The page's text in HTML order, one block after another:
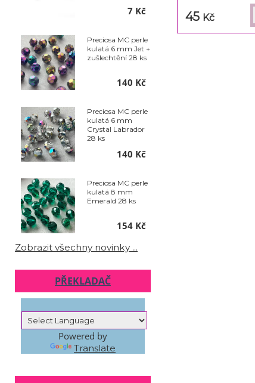
45 Kč
7 Kč
Preciosa MC perle
kulatá 6 mm Jet +
zušlechtění 28 ks
140 Kč
Preciosa MC perle
kulatá 6 mm
Crystal Labrador
28 ks
140 Kč
Preciosa MC perle
kulatá 8 mm
Emerald 28 ks
154 Kč
Zobrazit všechny novinky ...
PŘEKLADAČ
Powered by
Translate